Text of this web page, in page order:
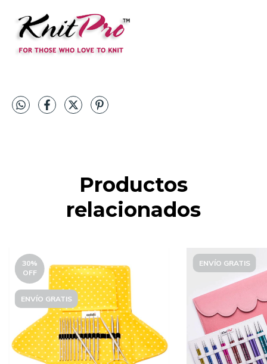
Productos
relacionados
30%
OFF
ENVÍO GRATIS
ENVÍO GRATIS